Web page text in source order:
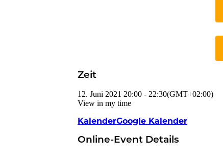
Zeit
12. Juni 2021 20:00 - 22:30(GMT+02:00)
View in my time
KalenderGoogle Kalender
Online-Event Details